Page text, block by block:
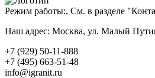
Режим работы:, См. в разделе
Наш адрес: Москва, ул. Малый
+7 (929) 50-11-888
+7 (495) 663-51-48
info@igranit.ru